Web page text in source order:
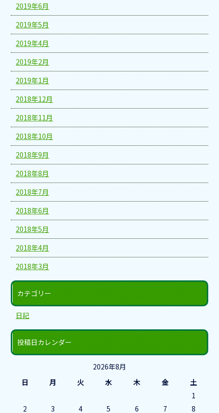
2019年6月
2019年5月
2019年4月
2019年2月
2019年1月
2018年12月
2018年11月
2018年10月
2018年9月
2018年8月
2018年7月
2018年6月
2018年5月
2018年4月
2018年3月
カテゴリー
日記
投稿日カレンダー
2026年8月
日
月 火 水 木 金
土
1
2
3 4 5 6 7 8